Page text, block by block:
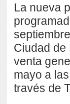
La nueva
Ciudad de
venta
mayo a
través de